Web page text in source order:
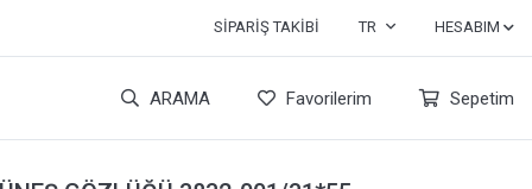
SIPARIŞ TAKIBI TR HESABIM
ARAMA Favorilerim Sepetim